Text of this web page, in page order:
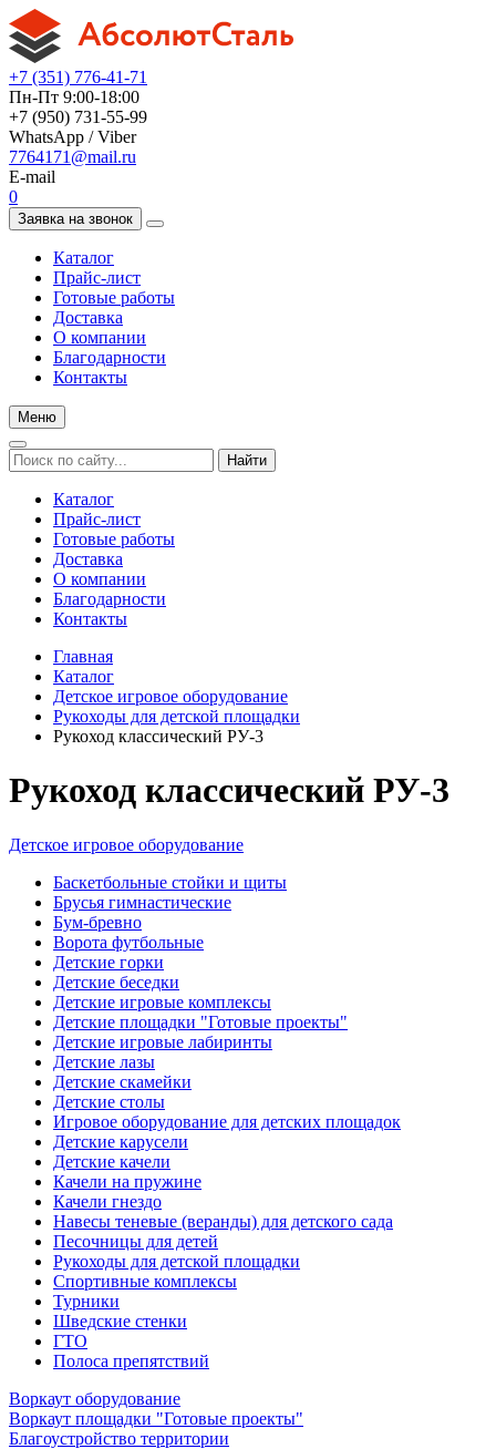
+7 (351) 776-41-71
Пн-Пт 9:00-18:00
+7 (950) 731-55-99
WhatsApp / Viber
7764171@mail.ru
E-mail
0
Заявка на звонок
Каталог
Прайс-лист
Готовые работы
Доставка
О компании
Благодарности
Контакты
Меню
Найти
Каталог
Прайс-лист
Готовые работы
Доставка
О компании
Благодарности
Контакты
Главная
Каталог
Детское игровое оборудование
Рукоходы для детской площадки
Рукоход классический РУ-3
Рукоход классический РУ-3
Детское игровое оборудование
Баскетбольные стойки и щиты
Брусья гимнастические
Бум-бревно
Ворота футбольные
Детские горки
Детские беседки
Детские игровые комплексы
Детские площадки "Готовые проекты"
Детские игровые лабиринты
Детские лазы
Детские скамейки
Детские столы
Игровое оборудование для детских площадок
Детские карусели
Детские качели
Качели на пружине
Качели гнездо
Навесы теневые (веранды) для детского сада
Песочницы для детей
Рукоходы для детской площадки
Спортивные комплексы
Турники
Шведские стенки
ГТО
Полоса препятствий
Воркаут оборудование
Воркаут площадки "Готовые проекты"
Благоустройство территории